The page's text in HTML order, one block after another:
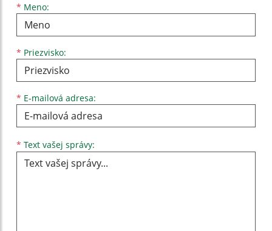
* Meno:
Meno
* Priezvisko:
Priezvisko
* E-mailová adresa:
E-mailová adresa
* Text vašej správy: